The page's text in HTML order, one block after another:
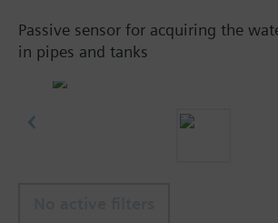
Passive sensor for acquiring the
in pipes and tanks